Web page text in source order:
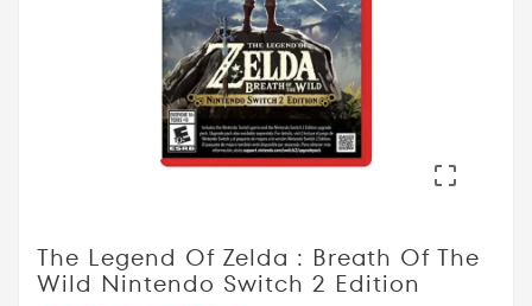

The Legend Of Zelda : Breath Of The
Wild Nintendo Switch 2 Edition